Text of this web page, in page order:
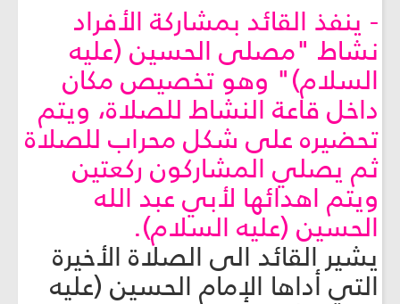
- ينفذ القائد بمشاركة الأفراد
نشاط "مصلى الحسين (عليه
السلام)" وهو تخصيص مكان
داخل قاعة النشاط للصلاة، ويتم
تحضيره على شكل محراب للصلاة
ثم يصلي المشاركون ركعتين
ويتم اهدائها لأبي عبد الله
الحسين (عليه السلام).
يشير القائد الى الصلاة الأخيرة
التي أداها الإمام الحسين (عليه